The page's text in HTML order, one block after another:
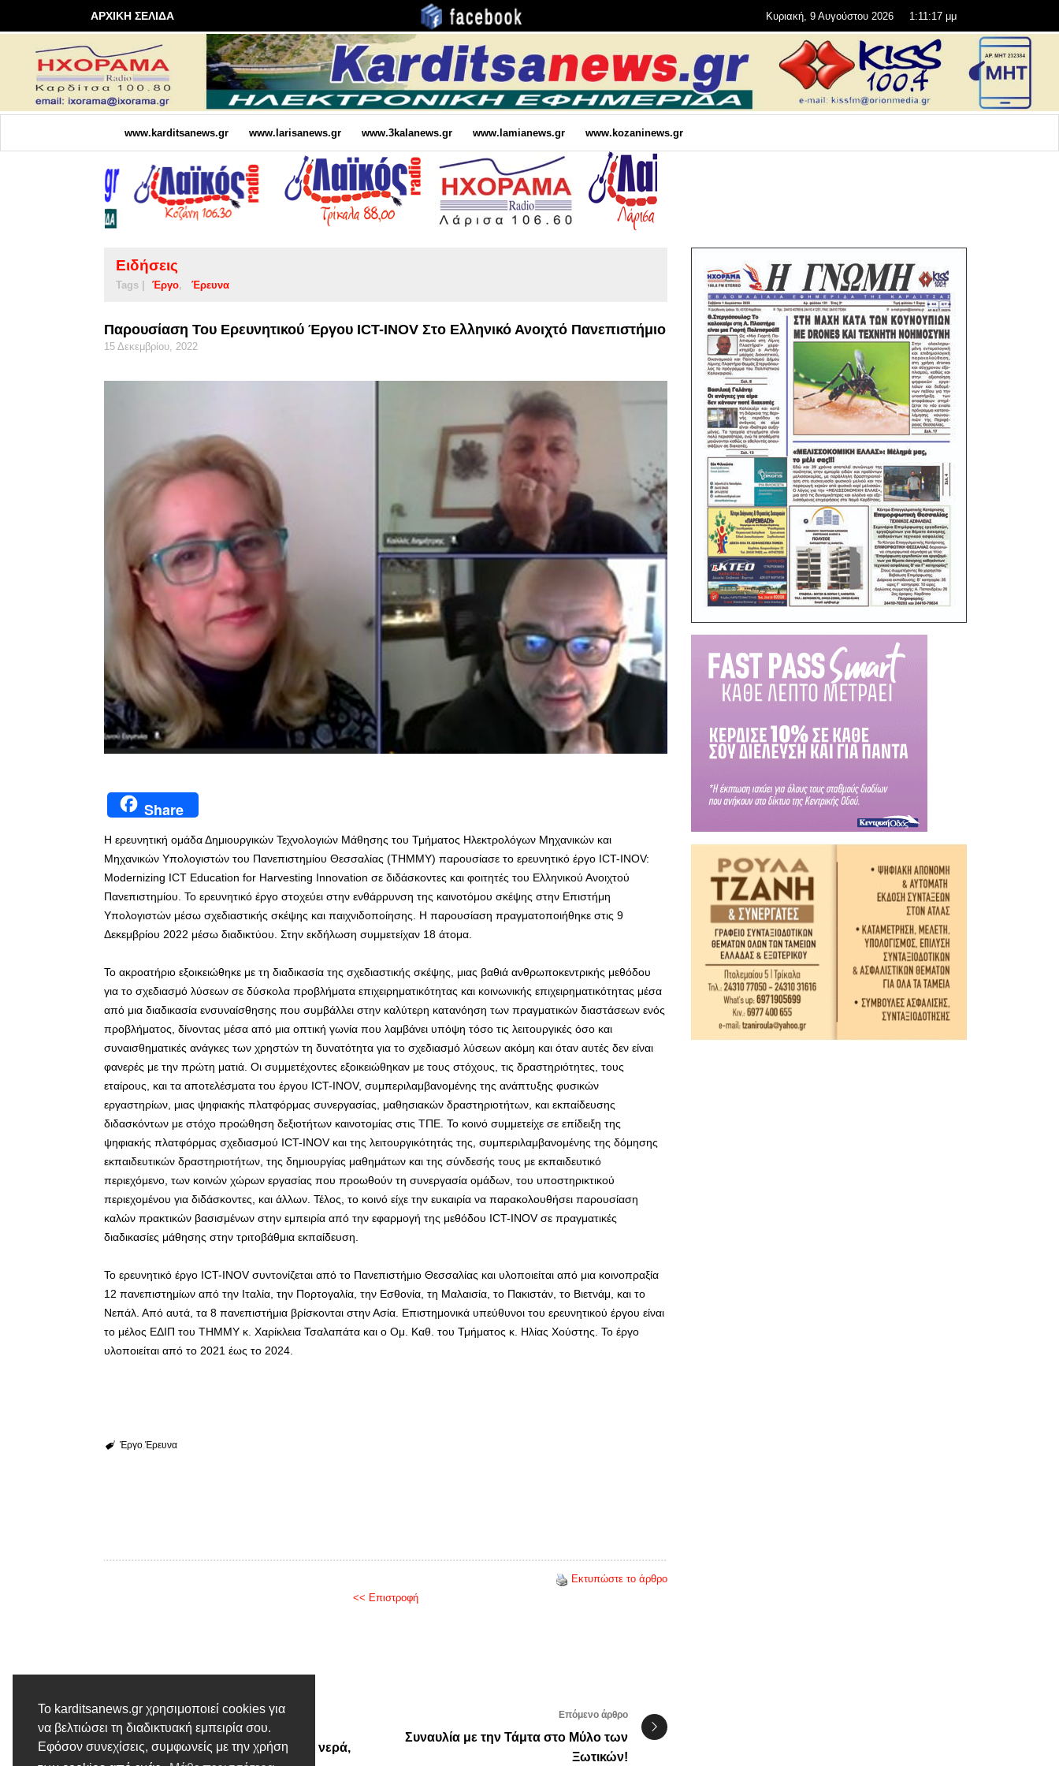
Το karditsanews.gr χρησιμοποιεί cookies για
να βελτιώσει τη διαδικτυακή εμπειρία σου.
Εφόσον συνεχίσεις, συμφωνείς με την χρήση
ΑΡΧΙΚΗ ΣΕΛΙΔΑ Κυριακή, 9 Αυγούστου 2026 1:11:18 μμ
www.karditsanews.gr www.larisanews.gr www.3kalanews.gr www.lamianews.gr www.kozaninews.gr
Ειδήσεις
Tags | Έργο Έρευνα
Παρουσίαση Του Ερευνητικού Έργου ICT-INOV Στο Ελληνικό Ανοιχτό Πανεπιστήμιο
15 Δεκεμβρίου, 2022
Share
Η ερευνητική ομάδα Δημιουργικών Τεχνολογιών Μάθησης του Τμήματος Ηλεκτρολόγων Μηχανικών και
Μηχανικών Υπολογιστών του Πανεπιστημίου Θεσσαλίας (ΤΗΜΜΥ) παρουσίασε το ερευνητικό έργο ICT-INOV:
Modernizing ICT Education for Harvesting Innovation σε διδάσκοντες και φοιτητές του Ελληνικού Ανοιχτού
Πανεπιστημίου. Το ερευνητικό έργο στοχεύει στην ενθάρρυνση της καινοτόμου σκέψης στην Επιστήμη
Υπολογιστών μέσω σχεδιαστικής σκέψης και παιχνιδοποίησης. Η παρουσίαση πραγματοποιήθηκε στις 9
Δεκεμβρίου 2022 μέσω διαδικτύου. Στην εκδήλωση συμμετείχαν 18 άτομα.
Το ακροατήριο εξοικειώθηκε με τη διαδικασία της σχεδιαστικής σκέψης, μιας βαθιά ανθρωποκεντρικής μεθόδου
για το σχεδιασμό λύσεων σε δύσκολα προβλήματα επιχειρηματικότητας και κοινωνικής επιχειρηματικότητας μέσα
από μια διαδικασία ενσυναίσθησης που συμβάλλει στην καλύτερη κατανόηση των πραγματικών διαστάσεων ενός
προβλήματος, δίνοντας μέσα από μια οπτική γωνία που λαμβάνει υπόψη τόσο τις λειτουργικές όσο και
συναισθηματικές ανάγκες των χρηστών τη δυνατότητα για το σχεδιασμό λύσεων ακόμη και όταν αυτές δεν είναι
φανερές με την πρώτη ματιά. Οι συμμετέχοντες εξοικειώθηκαν με τους στόχους, τις δραστηριότητες, τους
εταίρους, και τα αποτελέσματα του έργου ICT-INOV, συμπεριλαμβανομένης της ανάπτυξης φυσικών
εργαστηρίων, μιας ψηφιακής πλατφόρμας συνεργασίας, μαθησιακών δραστηριοτήτων, και εκπαίδευσης
διδασκόντων με στόχο προώθηση δεξιοτήτων καινοτομίας στις ΤΠΕ. Το κοινό συμμετείχε σε επίδειξη της
ψηφιακής πλατφόρμας σχεδιασμού ICT-INOV και της λειτουργικότητάς της, συμπεριλαμβανομένης της δόμησης
εκπαιδευτικών δραστηριοτήτων, της δημιουργίας μαθημάτων και της σύνδεσής τους με εκπαιδευτικό
περιεχόμενο, των κοινών χώρων εργασίας που προωθούν τη συνεργασία ομάδων, του υποστηρικτικού
περιεχομένου για διδάσκοντες, και άλλων. Τέλος, το κοινό είχε την ευκαιρία να παρακολουθήσει παρουσίαση
καλών πρακτικών βασισμένων στην εμπειρία από την εφαρμογή της μεθόδου ICT-INOV σε πραγματικές
διαδικασίες μάθησης στην τριτοβάθμια εκπαίδευση.
Το ερευνητικό έργο ICT-INOV συντονίζεται από το Πανεπιστήμιο Θεσσαλίας και υλοποιείται από μια κοινοπραξία
12 πανεπιστημίων από την Ιταλία, την Πορτογαλία, την Εσθονία, τη Μαλαισία, το Πακιστάν, το Βιετνάμ, και το
Νεπάλ. Από αυτά, τα 8 πανεπιστήμια βρίσκονται στην Ασία. Επιστημονικά υπεύθυνοι του ερευνητικού έργου είναι
το μέλος ΕΔΙΠ του ΤΗΜΜΥ κ. Χαρίκλεια Τσαλαπάτα και ο Ομ. Καθ. του Τμήματος κ. Ηλίας Χούστης. Το έργο
υλοποιείται από το 2021 έως το 2024.
Έργο Έρευνα
Εκτυπώστε το άρθρο
<< Επιστροφή
Προηγούμενο άρθρο
Κ. Αγοραστός: H Περιφέρεια
Θεσσαλίας έχει σχέδιο για τα νερά,
Επόμενο άρθρο
Συναυλία με την Τάμτα στο Μύλο των
Ξωτικών!